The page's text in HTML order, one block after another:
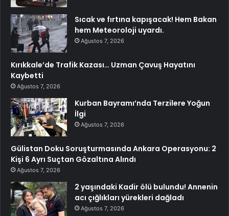
Sıcak ve fırtına kapışacak! Hem Bakan
hem Meteoroloji uyardı.
Ağustos 7, 2026
Kırıkkale’de Trafik Kazası… Uzman Çavuş Hayatını
Kaybetti
Ağustos 7, 2026
Kurban Bayramı’nda Terzilere Yoğun
İlgi
Ağustos 7, 2026
Gülistan Doku Soruşturmasında Ankara Operasyonu: 2
Kişi 6 Ayrı Suçtan Gözaltına Alındı
Ağustos 7, 2026
2 yaşındaki Kadir ölü bulundu! Annenin
acı çığlıkları yürekleri dağladı
Ağustos 7, 2026